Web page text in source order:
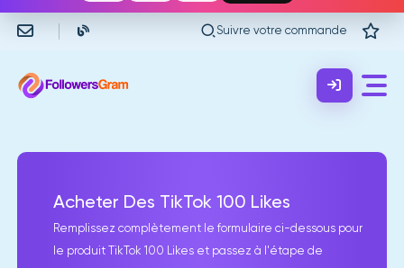
Suivre votre commande
Acheter Des TikTok 100 Likes
Remplissez complètement le formulaire ci-dessous pour
le produit TikTok 100 Likes et passez à l'étape de